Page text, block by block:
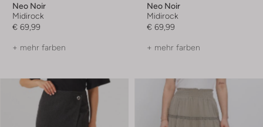
Neo Noir
Midirock
€ 69,99
+ mehr farben
Neo Noir
Midirock
€ 69,99
+ mehr farben